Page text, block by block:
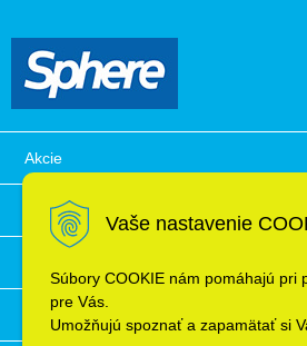
Vaše nastavenie
Súbory COOKIE nám pomáhajú pri
pre Vás.
Umožňujú spoznať a zapamätať si
Akcie
Obchodné podmienky
Ochrana osobných údajov